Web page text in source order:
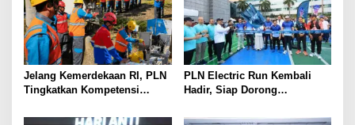
Jelang Kemerdekaan RI, PLN
Tingkatkan Kompetensi
Keandalan Listrik di Tais
PLN Electric Run Kembali
Hadir, Siap Dorong
Transisi Energi